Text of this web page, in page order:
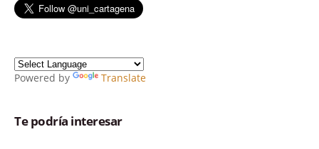
Powered by Translate
Te podría interesar